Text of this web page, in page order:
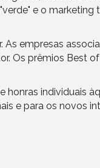
e o marketing
empresas
Os prêmios Best
individuais
e para os novos